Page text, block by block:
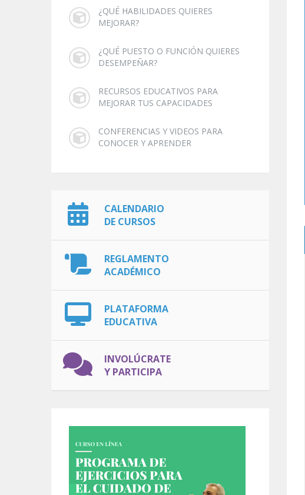
¿QUÉ HABILIDADES QUIERES
MEJORAR?
¿QUÉ PUESTO O FUNCIÓN QUIERES
DESEMPEÑAR?
RECURSOS EDUCATIVOS PARA
MEJORAR TUS CAPACIDADES
CONFERENCIAS Y VIDEOS PARA
CONOCER Y APRENDER
CALENDARIO
DE CURSOS
REGLAMENTO
ACADÉMICO
PLATAFORMA
EDUCATIVA
INVOLÚCRATE
Y PARTICIPA